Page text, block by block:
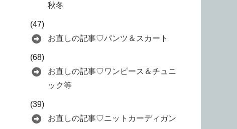
秋冬
(47)
お直しの記事♡パンツ＆スカート
(68)
お直しの記事♡ワンピース＆チュニ
ック等
(39)
お直しの記事♡ニットカーディガン